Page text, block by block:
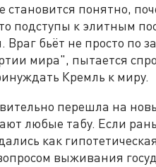
становится понятно,
подступы к элитным
Враг бьёт не просто по
мира", пытается
Кремль к миру.
перешла на
любые табу. Если
как
выживания